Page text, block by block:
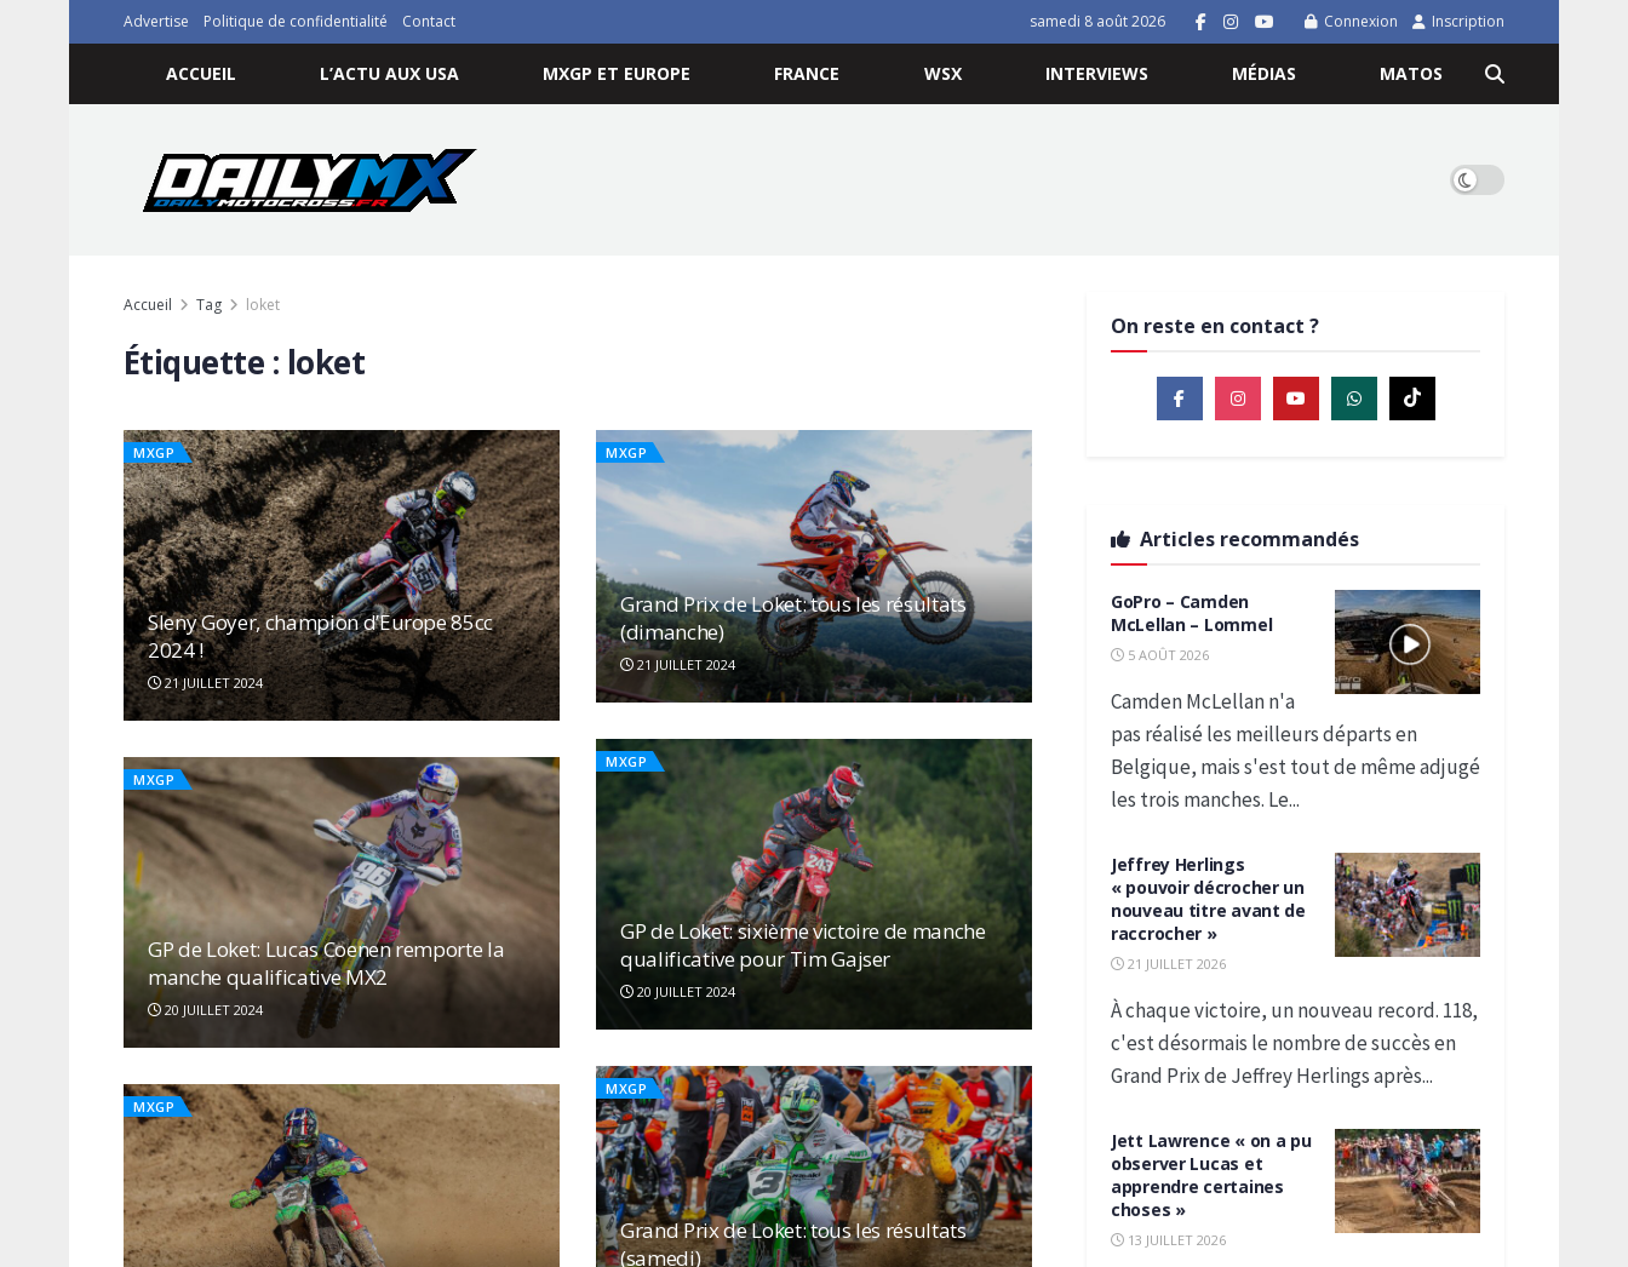
Advertise Politique de confidentialité Contact samedi 8 août 2026 Connexion Inscription
ACCUEIL L’ACTU AUX USA MXGP ET EUROPE FRANCE WSX INTERVIEWS MÉDIAS MATOS
Accueil Tag loket
Étiquette : loket
MXGP
Sleny Goyer, champion d’Europe 85cc
2024 !
21 JUILLET 2024
MXGP
Grand Prix de Loket: tous les résultats
(dimanche)
21 JUILLET 2024
MXGP
GP de Loket: sixième victoire de manche
qualificative pour Tim Gajser
20 JUILLET 2024
MXGP
GP de Loket: Lucas Coenen remporte la
manche qualificative MX2
20 JUILLET 2024
MXGP
Grand Prix de Loket: tous les résultats
(samedi)
MXGP
On reste en contact ?
Articles recommandés
GoPro – Camden
McLellan – Lommel
5 AOÛT 2026
Camden McLellan n'a
pas réalisé les meilleurs départs en
Belgique, mais s'est tout de même adjugé
les trois manches. Le...
Jeffrey Herlings
« pouvoir décrocher un
nouveau titre avant de
raccrocher »
21 JUILLET 2026
À chaque victoire, un nouveau record. 118,
c'est désormais le nombre de succès en
Grand Prix de Jeffrey Herlings après...
Jett Lawrence « on a pu
observer Lucas et
apprendre certaines
choses »
13 JUILLET 2026